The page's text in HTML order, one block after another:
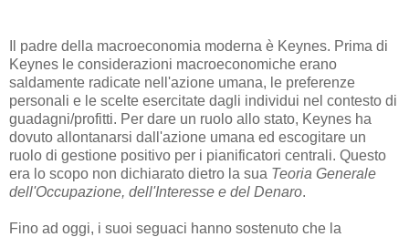
Il padre della macroeconomia moderna è Keynes. Prima di
Keynes le considerazioni macroeconomiche erano
saldamente radicate nell'azione umana, le preferenze
personali e le scelte esercitate dagli individui nel contesto di
guadagni/profitti. Per dare un ruolo allo stato, Keynes ha
dovuto allontanarsi dall'azione umana ed escogitare un
ruolo di gestione positivo per i pianificatori centrali. Questo
era lo scopo non dichiarato dietro la sua Teoria Generale
dell'Occupazione, dell'Interesse e del Denaro.
Fino ad oggi, i suoi seguaci hanno sostenuto che la